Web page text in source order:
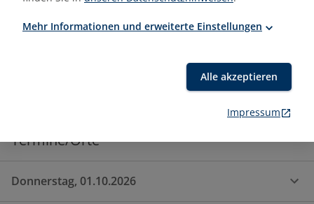
Termine/Orte
Donnerstag, 01.10.2026
Mehr Informationen und erweiterte Einstellungen
Alle akzeptieren
Impressum